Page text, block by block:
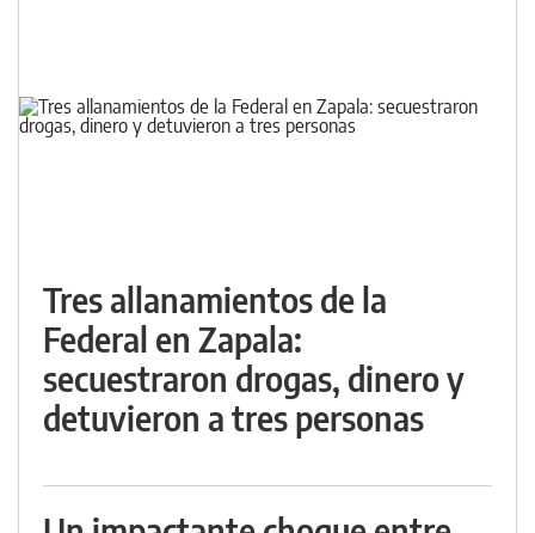
Tres allanamientos de la
Federal en Zapala:
secuestraron drogas, dinero y
detuvieron a tres personas